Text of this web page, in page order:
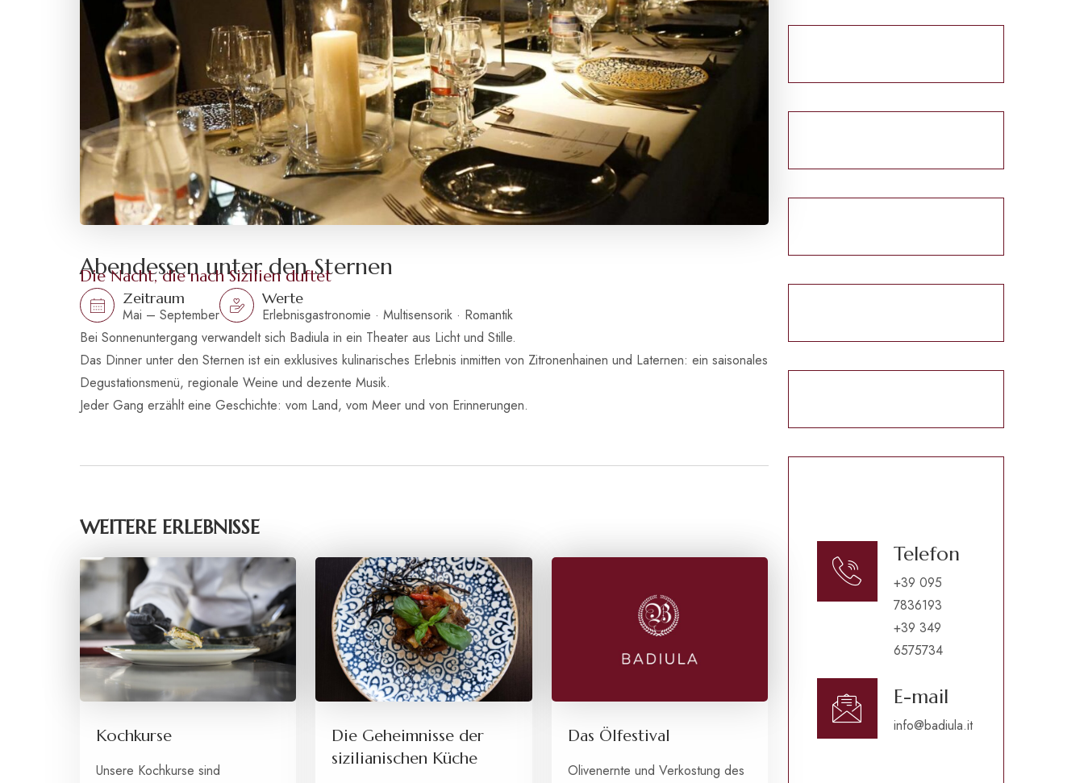
Abendessen unter den Sternen
Die Nacht, die nach Sizilien duftet
Zeitraum
Mai – September
Werte
Erlebnisgastronomie · Multisensorik · Romantik
Bei Sonnenuntergang verwandelt sich Badiula in ein Theater aus Licht und Stille.
Das Dinner unter den Sternen ist ein exklusives kulinarisches Erlebnis inmitten von Zitronenhainen und Laternen: ein saisonales
Degustationsmenü, regionale Weine und dezente Musik.
Jeder Gang erzählt eine Geschichte: vom Land, vom Meer und von Erinnerungen.
WEITERE ERLEBNISSE
Kochkurse
Unsere Kochkurse sind
Die Geheimnisse der
sizilianischen Küche
Das Ölfestival
Olivenernte und Verkostung des
Telefon
+39 095
7836193
+39 349
6575734
E-mail
info@badiula.it